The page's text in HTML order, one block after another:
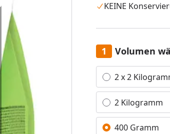
KEINE
Volumen
Alle anzeigen (3)
2 x 2
2 Kilogramm
400 Gramm